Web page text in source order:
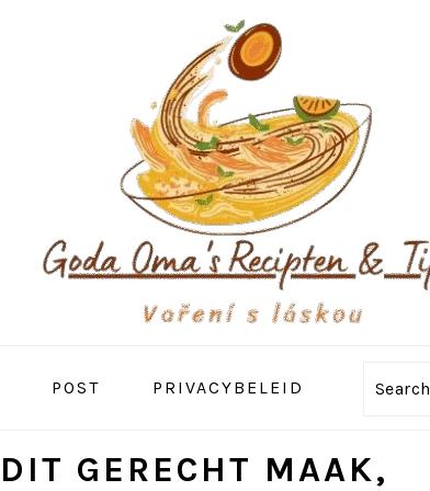
POST PRIVACYBELEID Search
GERECHT MAAK,